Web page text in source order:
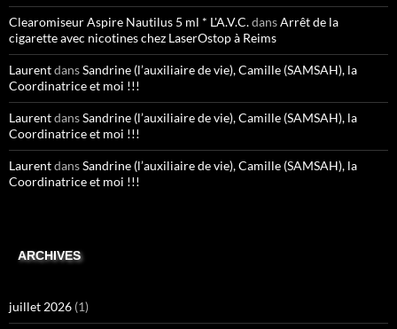
Clearomiseur Aspire Nautilus 5 ml * L'A.V.C.dansArrêt de la
cigarette avec nicotines chez LaserOstop à Reims
LaurentdansSandrine (l’auxiliaire de vie), Camille (SAMSAH), la
Coordinatrice et moi !!!
LaurentdansSandrine (l’auxiliaire de vie), Camille (SAMSAH), la
Coordinatrice et moi !!!
LaurentdansSandrine (l’auxiliaire de vie), Camille (SAMSAH), la
Coordinatrice et moi !!!
ARCHIVES
juillet 2026 (1)